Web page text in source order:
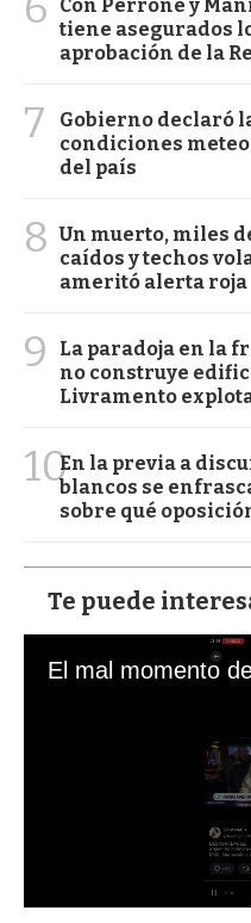
Con Perrone y
tiene asegurados
aprobación de la
7
Gobierno declaró
condiciones
del país
8 Un muerto, miles
caídos y techos
ameritó alerta roja
9
La paradoja en la
no construye
Livramento
10En la previa a
blancos se
sobre qué
Te puede